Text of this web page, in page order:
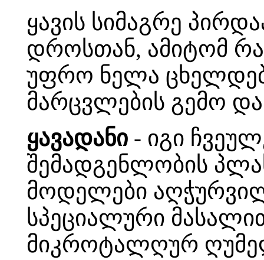
ყავის სიმაგრე
დროსთან, ამიტომ
უფრო ნელა
მარცვლების გემო
ყავადანი - იგი
შემადგენლობის
მოდელები
სპეციალური
მიკროტალღურ